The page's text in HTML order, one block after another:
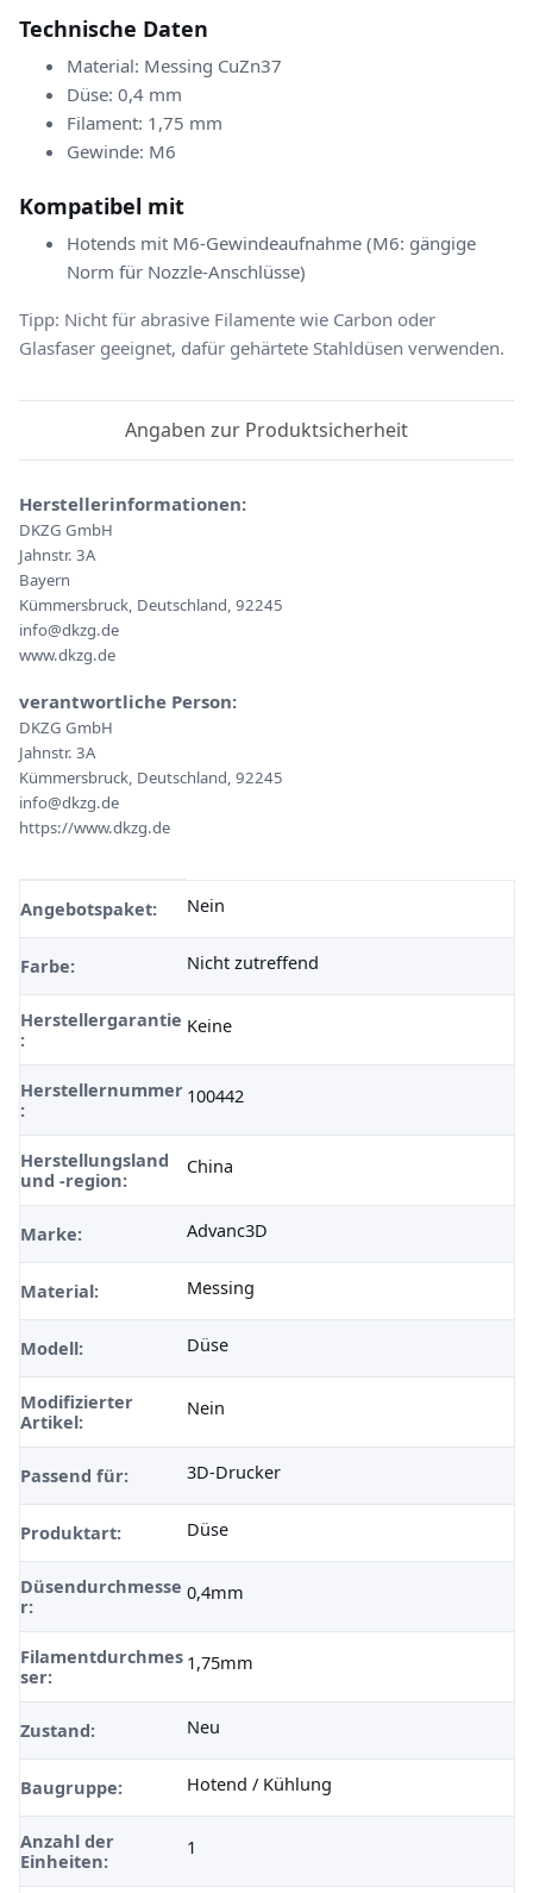
Technische Daten
Material: Messing CuZn37
Düse: 0,4 mm
Filament: 1,75 mm
Gewinde: M6
Kompatibel mit
Hotends mit M6-Gewindeaufnahme (M6: gängige
Norm für Nozzle-Anschlüsse)
Tipp: Nicht für abrasive Filamente wie Carbon oder
Glasfaser geeignet, dafür gehärtete Stahldüsen verwenden.
Angaben zur Produktsicherheit
Herstellerinformationen:
DKZG GmbH
Jahnstr. 3A
Bayern
Kümmersbruck, Deutschland, 92245
info@dkzg.de
www.dkzg.de
verantwortliche Person:
DKZG GmbH
Jahnstr. 3A
Kümmersbruck, Deutschland, 92245
info@dkzg.de
https://www.dkzg.de
Produkteigenschaft
Wert
Angebotspaket: Nein
Farbe: Nicht zutreffend
Herstellergarantie
:
Keine
Herstellernummer
:
100442
Herstellungsland
und -region:
China
Marke: Advanc3D
Material: Messing
Modell: Düse
Modifizierter
Artikel:
Nein
Passend für: 3D-Drucker
Produktart: Düse
Düsendurchmesse
r:
0,4mm
Filamentdurchmes
ser:
1,75mm
Zustand: Neu
Baugruppe: Hotend / Kühlung
Anzahl der
Einheiten:
1